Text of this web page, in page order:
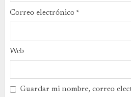
Correo electrónico *
Web
Guardar mi nombre, correo